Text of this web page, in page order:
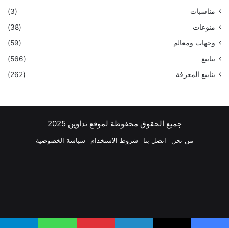
مناسبات
(3)
منوعات
(38)
وجهات ومعالم
(59)
ينابيع
(566)
ينابيع المعرفة
(262)
جميع الحقوق محفوظة لموقع تداوين 2025
من نحن اتصل بنا شروط الاستخدام سياسة الخصوصية
الموقع